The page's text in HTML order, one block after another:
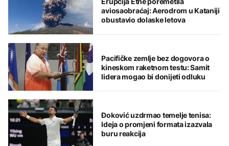
aviosaobraćaj: Aerodrom u Kataniji
obustavio dolaske letova
Pacifičke zemlje bez dogovora o
kineskom raketnom testu: Samit
lidera mogao bi donijeti odluku
Đoković uzdrmao temelje tenisa:
Ideja o promjeni formata izazvala
buru reakcija